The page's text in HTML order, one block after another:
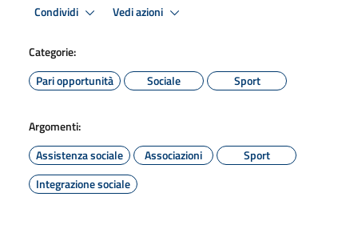
Condividi Vedi azioni
Categorie:
Pari opportunità
Sociale Sport
Argomenti:
Assistenza sociale
Associazioni
Sport
Integrazione sociale